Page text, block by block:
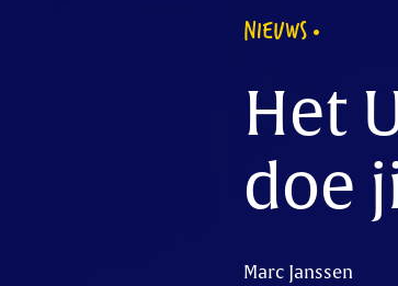
NIEUWS
Het
doe
Marc Janssen